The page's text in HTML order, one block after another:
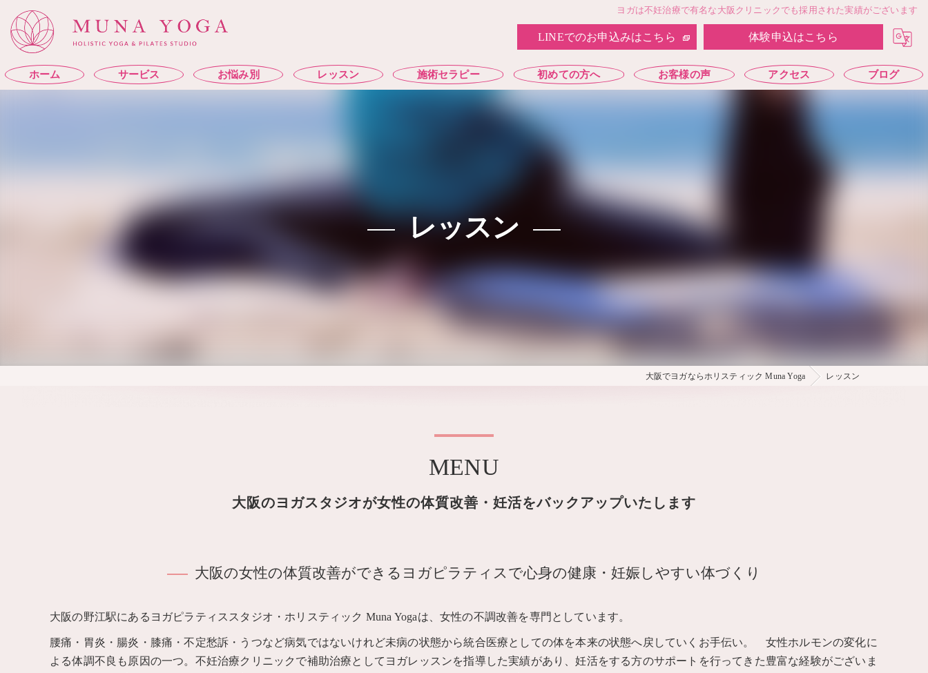
ヨガは不妊治療で有名な大阪クリニックでも採用された実績がございます
LINEでのお申込みはこちら 体験申込はこちら
ホーム サービス お悩み別 レッスン 施術セラピー 初めての方へ お客様の声 アクセス ブログ
レッスン
大阪でヨガならホリスティック Muna Yoga レッスン
大阪のヨガスタジオが女性の体質改善・妊活をバックアップいたします
MENU
大阪の女性の体質改善ができるヨガピラティスで心身の健康・妊娠しやすい体づくり
大阪の野江駅にあるヨガピラティススタジオ・ホリスティック Muna Yogaは、女性の不調改善を専門としています。
腰痛・胃炎・腸炎・膝痛・不定愁訴・うつなど病気ではないけれど未病の状態から統合医療としての体を本来の状態へ戻していくお手伝い。 女性ホルモンの変化に
よる体調不良も原因の一つ。不妊治療クリニックで補助治療としてヨガレッスンを指導した実績があり、妊活をする方のサポートを行ってきた豊富な経験がございま